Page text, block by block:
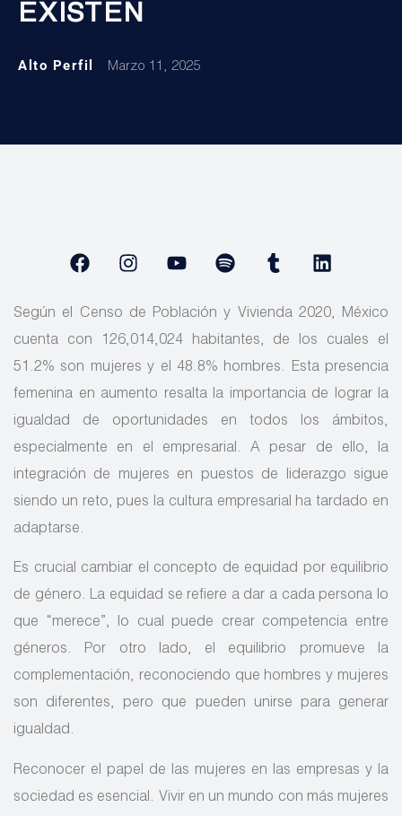
EXISTEN
Alto Perfil Marzo 11, 2025
Según el Censo de Población y Vivienda 2020, México
cuenta con 126,014,024 habitantes, de los cuales el
51.2% son mujeres y el 48.8% hombres. Esta presencia
femenina en aumento resalta la importancia de lograr la
igualdad de oportunidades en todos los ámbitos,
especialmente en el empresarial. A pesar de ello, la
integración de mujeres en puestos de liderazgo sigue
siendo un reto, pues la cultura empresarial ha tardado en
adaptarse.
Es crucial cambiar el concepto de equidad por equilibrio
de género. La equidad se refiere a dar a cada persona lo
que “merece”, lo cual puede crear competencia entre
géneros. Por otro lado, el equilibrio promueve la
complementación, reconociendo que hombres y mujeres
son diferentes, pero que pueden unirse para generar
igualdad.
Reconocer el papel de las mujeres en las empresas y la
sociedad es esencial. Vivir en un mundo con más mujeres